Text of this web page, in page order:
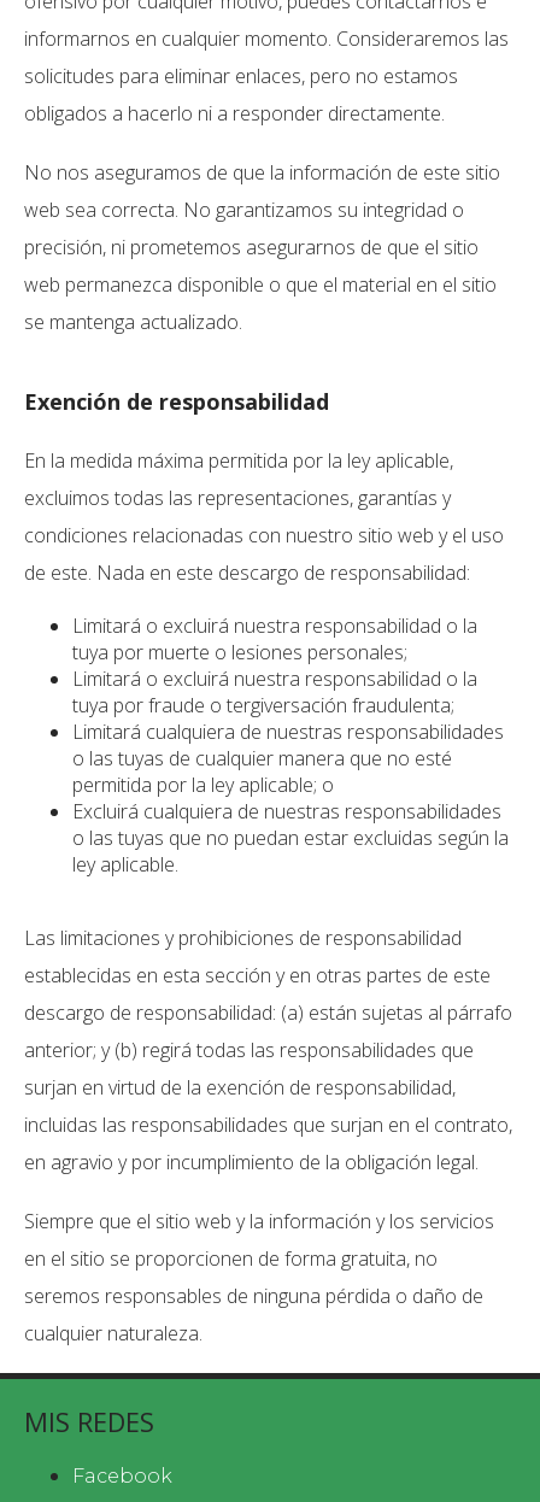
informarnos en cualquier momento. Consideraremos las
solicitudes para eliminar enlaces, pero no estamos
obligados a hacerlo ni a responder directamente.
No nos aseguramos de que la información de este sitio
web sea correcta. No garantizamos su integridad o
precisión, ni prometemos asegurarnos de que el sitio
web permanezca disponible o que el material en el sitio
se mantenga actualizado.
Exención de responsabilidad
En la medida máxima permitida por la ley aplicable,
excluimos todas las representaciones, garantías y
condiciones relacionadas con nuestro sitio web y el uso
de este. Nada en este descargo de responsabilidad:
Limitará o excluirá nuestra responsabilidad o la
tuya por muerte o lesiones personales;
Limitará o excluirá nuestra responsabilidad o la
tuya por fraude o tergiversación fraudulenta;
Limitará cualquiera de nuestras responsabilidades
o las tuyas de cualquier manera que no esté
permitida por la ley aplicable; o
Excluirá cualquiera de nuestras responsabilidades
o las tuyas que no puedan estar excluidas según la
ley aplicable.
Las limitaciones y prohibiciones de responsabilidad
establecidas en esta sección y en otras partes de este
descargo de responsabilidad: (a) están sujetas al párrafo
anterior; y (b) regirá todas las responsabilidades que
surjan en virtud de la exención de responsabilidad,
incluidas las responsabilidades que surjan en el contrato,
en agravio y por incumplimiento de la obligación legal.
Siempre que el sitio web y la información y los servicios
en el sitio se proporcionen de forma gratuita, no
seremos responsables de ninguna pérdida o daño de
cualquier naturaleza.
MIS REDES
Facebook